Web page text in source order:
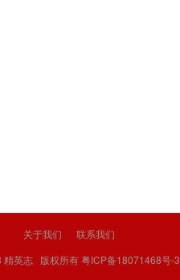
关于我们
联系我们
精英志 版权所有粤ICP备18071468号-3